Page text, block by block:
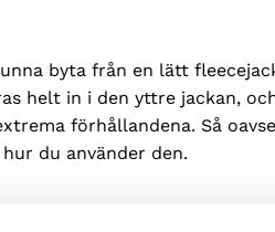
byta från en lätt
helt in i den yttre jackan,
förhållandena. Så
du använder den.